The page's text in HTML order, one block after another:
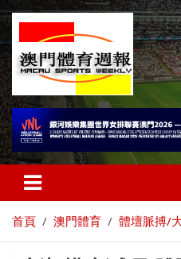
首頁 澳門體育 體壇脈搏/